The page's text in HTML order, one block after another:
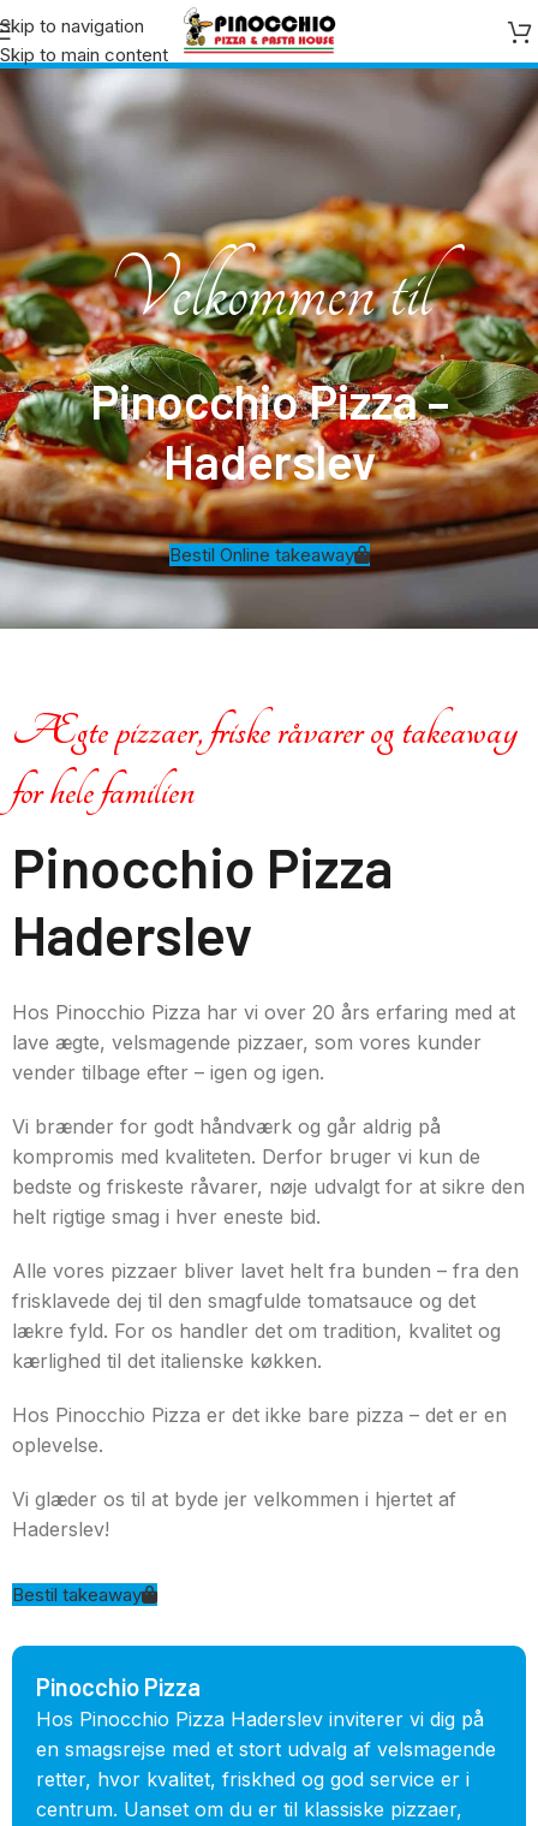
Skip to navigation
Skip to main content
Velkommen til
Pinocchio Pizza –
Haderslev
Bestil Online takeaway
Ægte pizzaer, friske råvarer og takeaway
for hele familien
Pinocchio Pizza
Haderslev
Hos Pinocchio Pizza har vi over 20 års erfaring med at
lave ægte, velsmagende pizzaer, som vores kunder
vender tilbage efter – igen og igen.
Vi brænder for godt håndværk og går aldrig på
kompromis med kvaliteten. Derfor bruger vi kun de
bedste og friskeste råvarer, nøje udvalgt for at sikre den
helt rigtige smag i hver eneste bid.
Alle vores pizzaer bliver lavet helt fra bunden – fra den
frisklavede dej til den smagfulde tomatsauce og det
lækre fyld. For os handler det om tradition, kvalitet og
kærlighed til det italienske køkken.
Hos Pinocchio Pizza er det ikke bare pizza – det er en
oplevelse.
Vi glæder os til at byde jer velkommen i hjertet af
Haderslev!
Bestil takeaway
Pinocchio Pizza
Hos Pinocchio Pizza Haderslev inviterer vi dig på
en smagsrejse med et stort udvalg af velsmagende
retter, hvor kvalitet, friskhed og god service er i
centrum. Uanset om du er til klassiske pizzaer,